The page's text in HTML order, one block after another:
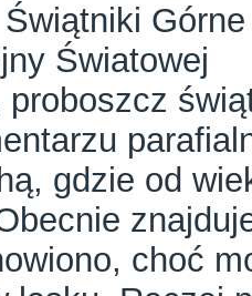
Światowej
proboszcz
gdzie od
choć